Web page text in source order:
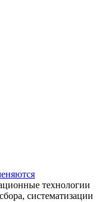
технологии
систематизации